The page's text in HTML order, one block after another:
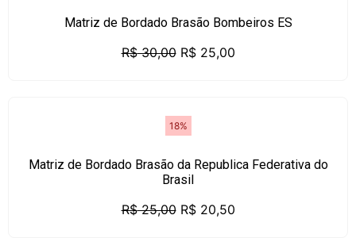
Matriz de Bordado Brasão Bombeiros ES
R$30,00 R$25,00
18%
Matriz de Bordado Brasão da Republica Federativa do
Brasil
R$25,00 R$20,50